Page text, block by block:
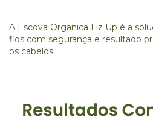
A Escova Orgânica Liz Up é a
fios com segurança e resultado
os cabelos.